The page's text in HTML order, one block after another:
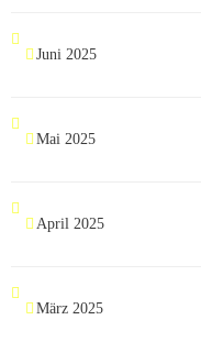
Juni 2025
Mai 2025
April 2025
März 2025